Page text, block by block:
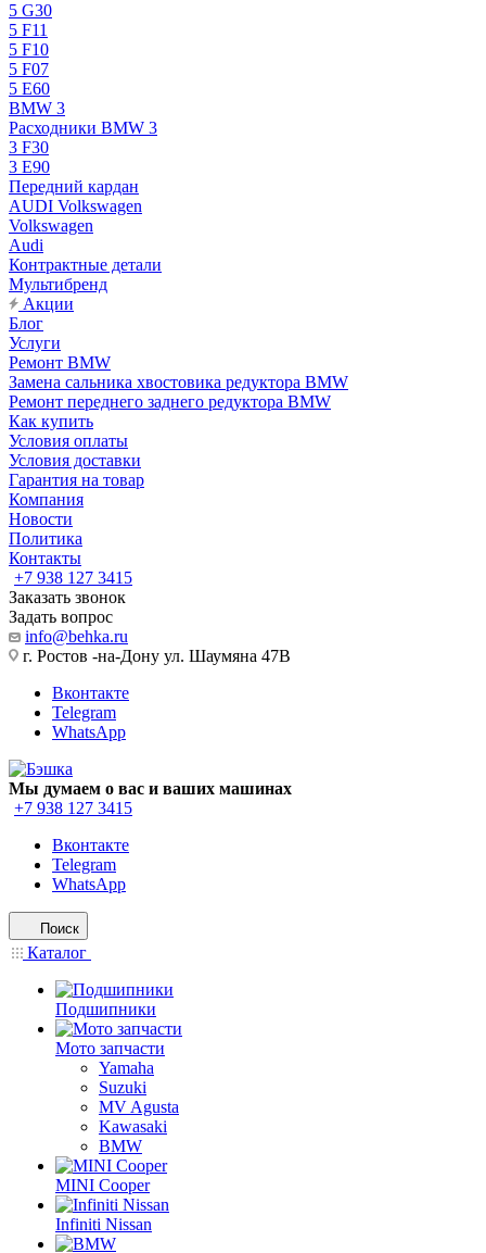
5 G30
5 F11
5 F10
5 F07
5 E60
BMW 3
Расходники BMW 3
3 F30
3 E90
Передний кардан
AUDI Volkswagen
Volkswagen
Audi
Контрактные детали
Мультибренд
Акции
Блог
Услуги
Ремонт BMW
Замена сальника хвостовика редуктора BMW
Ремонт переднего заднего редуктора BMW
Как купить
Условия оплаты
Условия доставки
Гарантия на товар
Компания
Новости
Политика
Контакты
+7 938 127 3415
Заказать звонок
Задать вопрос
info@behka.ru
г. Ростов -на-Дону ул. Шаумяна 47В
Вконтакте
Telegram
WhatsApp
Мы думаем о вас и ваших машинах
+7 938 127 3415
Вконтакте
Telegram
WhatsApp
Поиск
Каталог
Подшипники
Мото запчасти
Yamaha
Suzuki
MV Agusta
Kawasaki
BMW
MINI Cooper
Infiniti Nissan